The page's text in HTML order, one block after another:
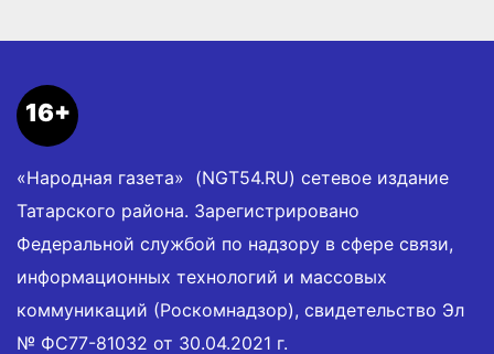
16+
«Народная газета» (NGT54.RU) сетевое издание
Татарского района. Зарегистрировано
Федеральной службой по надзору в сфере связи,
информационных технологий и массовых
коммуникаций (Роскомнадзор), свидетельство Эл
№ ФС77-81032 от 30.04.2021 г.